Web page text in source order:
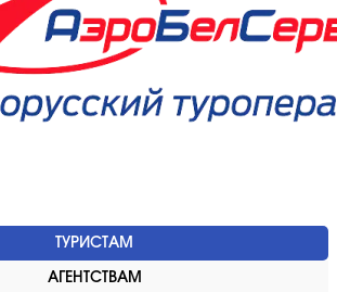
ТУРИСТАМ
АГЕНТСТВАМ